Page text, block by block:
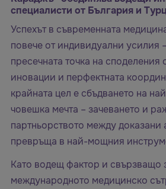
специалисти от България и
Успехът в съвременната
повече от индивидуални усилия
пресечната точка на споделения
иновации и перфектната
крайната цел е сбъдването на
човешка мечта – зачеването и
партньорството между доказани
превръща в най-мощния
Като водещ фактор и свързващо
международното медицинско